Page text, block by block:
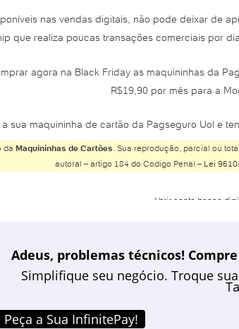
nas vendas digitais, não pode deixar de
que realiza poucas transações comerciais por
agora na Black Friday as maquininhas da
R$19,90 por mês para a
sua maquininha de cartão da Pagseguro Uol e
da Maquininhas de Cartões. Sua reprodução, parcial ou
autoral – artigo 184 do Código Penal – Lei
Abrir conta banco
Abrir conta Banco
Abrir conta BMG
Abrir conta
Adeus, problemas técnicos!
Simplifique seu negócio. Troque
Peça a Sua InfinitePay!